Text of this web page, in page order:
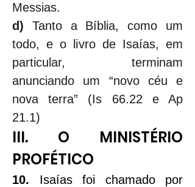
Messias.
d) Tanto a Bíblia, como um
todo, e o livro de Isaías, em
particular, terminam
anunciando um “novo céu e
nova terra” (Is 66.22 e Ap
21.1)
III. O MINISTÉRIO
PROFÉTICO
10. Isaías foi chamado por